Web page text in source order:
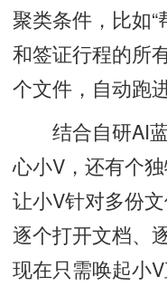
聚类条件，比如
和签证行程的所
个文件，自动跑
结合自研AI蓝
心小V，还有个
让小V针对多份
逐个打开文档、
现在只需唤起小